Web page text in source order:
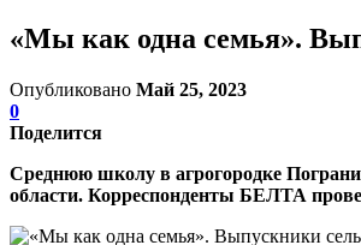
«Мы как одна семья».
Опубликовано Май 25, 2023
0
Поделится
Среднюю школу в агрогородке
области. Корреспонденты БЕЛТА